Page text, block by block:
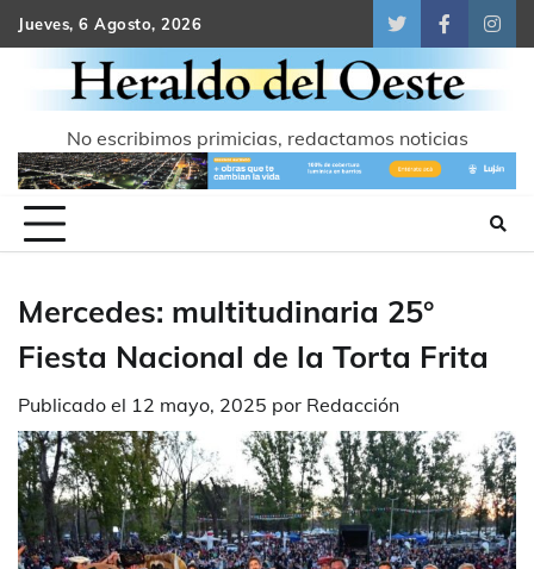
Skip
to
content
Jueves, 6 Agosto, 2026
TwitterFacebook
No escribimos primicias, redactamos noticias
Mercedes: multitudinaria 25°
Fiesta Nacional de la Torta Frita
Publicado el 12 mayo, 2025 por Redacción